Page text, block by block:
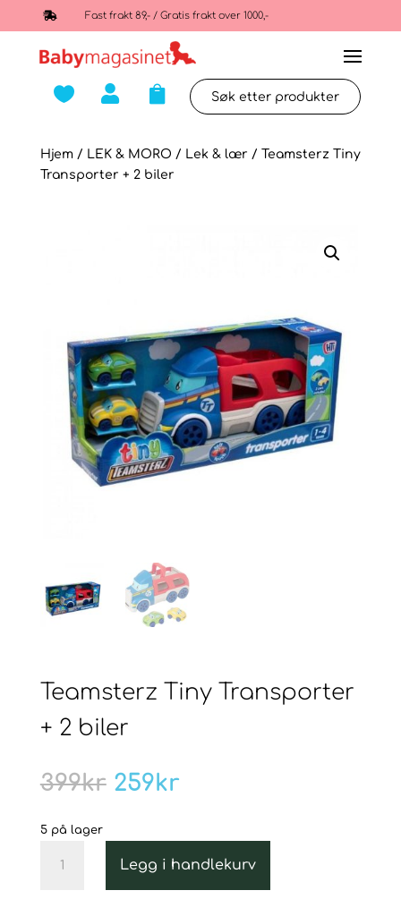
 Fast frakt 89,- / Gratis frakt over 1000,-
  
Hjem/ LEK & MORO / Lek & lær / Teamsterz Tiny
Transporter + 2 biler
Teamsterz Tiny Transporter
+ 2 biler
399kr Opprinnelig
399kr.
259krNåværende
259kr.
5 på lager
Tiny
Transporter
Legg i handlekurv